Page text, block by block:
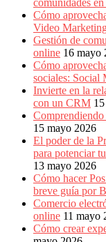
comunidades
Cómo
Video
Gestión de
online 16 mayo
Cómo
sociales: Social
Invierte en la
con un CRM
15 mayo 2026
El poder de la
para potenciar
13 mayo 2026
Cómo hacer
breve guía por
Comercio
online 11 mayo
Cómo crear